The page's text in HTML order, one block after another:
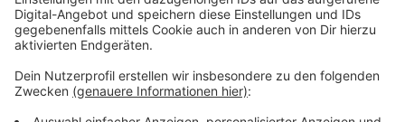
Wie in jedem Jahr produzieren große Firmen
aufwendige Werbespots, die in der Halbzeit und in
Spielunterbrechungen ausgestrahlt werden. So zum
Beispiel Nike, Pepsi, Budweiser oder diverse Fast-
Food-Firmen. Rund 30 Sekunden Werbung während
des Super Bowls kostet eine Firma Erhebungen